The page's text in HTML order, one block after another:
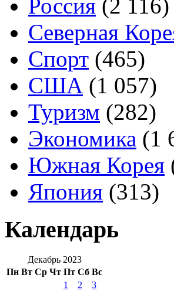
Россия (2 116)
Северная
Спорт (465)
США (1 057)
Туризм (282)
Экономика (1
Южная Корея
Япония (313)
Календарь
Декабрь 2023
Пн Вт Ср Чт Пт Сб Вс
1 2
3